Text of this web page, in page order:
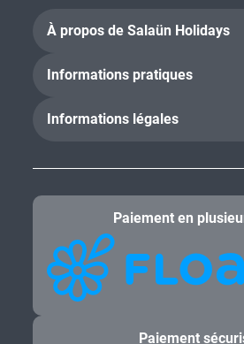
À propos de Salaün Holidays
Informations pratiques
Informations légales
Paiement en
Paiement